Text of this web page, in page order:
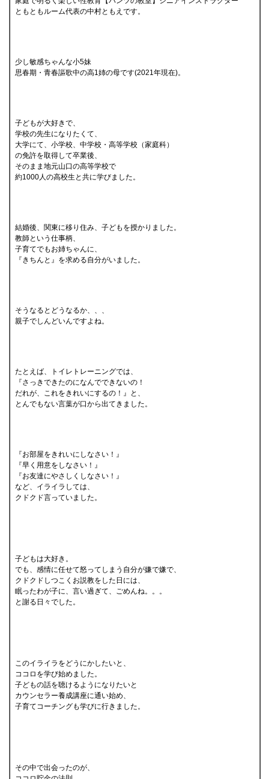
ともともルーム代表の中村ともえです。
少し敏感ちゃんな小5妹
思春期・青春謳歌中の高1姉の母です(2021年現在)。
子どもが大好きで、
学校の先生になりたくて、
大学にて、小学校、中学校・高等学校（家庭科）
の免許を取得して卒業後、
そのまま地元山口の高等学校で
約1000人の高校生と共に学びました。
結婚後、関東に移り住み、子どもを授かりました。
教師という仕事柄、
子育てでもお姉ちゃんに、
『きちんと』を求める自分がいました。
そうなるとどうなるか、、、
親子でしんどいんですよね。
たとえば、トイレトレーニングでは、
『さっきできたのになんでできないの！
だれが、これをきれいにするの！』と、
とんでもない言葉が口から出てきました。
『お部屋をきれいにしなさい！』
『早く用意をしなさい！』
『お友達にやさしくしなさい！』
など、イライラしては、
クドクド言っていました。
子どもは大好き。
でも、感情に任せて怒ってしまう自分が嫌で嫌で、
クドクドしつこくお説教をした日には、
眠ったわが子に、言い過ぎて、ごめんね。。。
と謝る日々でした。
このイライラをどうにかしたいと、
ココロを学び始めました。
子どもの話を聴けるようになりたいと
カウンセラー養成講座に通い始め、
子育てコーチングも学びに行きました。
その中で出会ったのが、